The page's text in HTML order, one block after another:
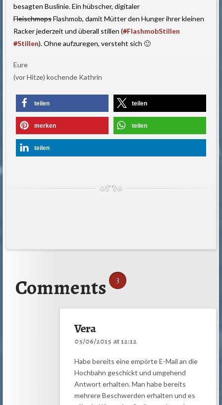
besagten Buslinie. Ein hübscher, digitaler
FleischmopsFlashmob, damit Mütter den Hunger ihrer kleinen
Racker jederzeit und überall stillen (#FlashmobStillen
#Stillen). Ohne aufzuregen, versteht sich 🙂
Eure
(vor Hitze) kochende Kathrin
teilen teilen
merken teilen
teilen
Comments 3
Vera
05/06/2015 at 12:12
Habe bereits eine empörte E-Mail an die
Hochbahn geschickt und umgehend
Antwort erhalten. Man habe bereits
mehrere Beschwerden erhalten und es